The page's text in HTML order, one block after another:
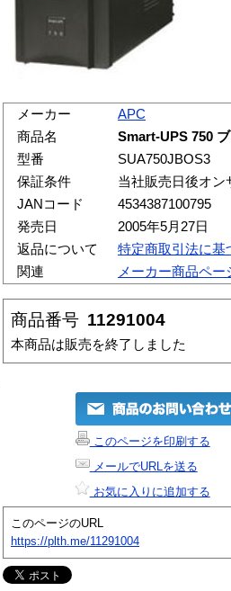
メーカー
APC
商品名
Smart-UPS 750
型番
SUA750JBOS3
保証条件
当社販売日後オン
JANコード
4534387100795
発売日
2005年5月27日
返品について
特定商取引法に基
関連
メーカー商品ペー
商品番号 11291004
本商品は販売を終了しました
このページを印刷する
メールでURLを送る
お気に入りに追加する
このページのURL
https://plth.me/11291004